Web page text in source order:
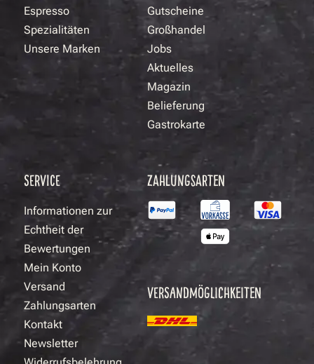
Espresso
Spezialitäten
Unsere Marken
Gutscheine
Großhandel
Jobs
Aktuelles
Magazin
Belieferung
Gastrokarte
SERVICE
Informationen zur
Echtheit der
Bewertungen
Mein Konto
Versand
Zahlungsarten
Kontakt
Newsletter
ZAHLUNGSARTEN
VERSANDMÖGLICHKEITEN